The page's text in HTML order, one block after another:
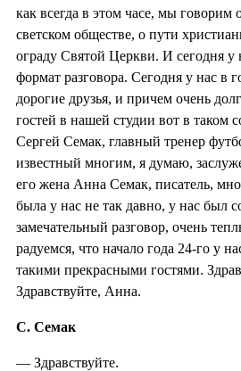
как всегда в этом часе, мы говорим
светском обществе, о пути
ограду Святой Церкви. И сегодня
формат разговора. Сегодня у нас в
дорогие друзья, и причем очень
гостей в нашей студии вот в таком
Сергей Семак, главный тренер
известный многим, я думаю,
его жена Анна Семак, писатель,
была у нас не так давно, у нас был
замечательный разговор, очень
радуемся, что начало года 24-го у
такими прекрасными гостями.
Здравствуйте, Анна.
С. Семак
— Здравствуйте.